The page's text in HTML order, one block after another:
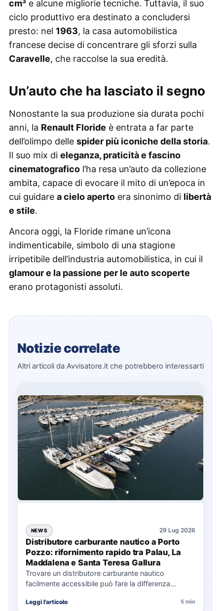
cm³e alcune migliorie tecniche. Tuttavia, il suo
ciclo produttivo era destinato a concludersi
presto: nel 1963, la casa automobilistica
francese decise di concentrare gli sforzi sulla
Caravelle, che raccolse la sua eredità.
Un’auto che ha lasciato il segno
Nonostante la sua produzione sia durata pochi
anni, la Renault Floride è entrata a far parte
dell’olimpo delle spider più iconiche della storia.
Il suo mix di eleganza, praticità e fascino
cinematograficol’ha resa un’auto da collezione
ambita, capace di evocare il mito di un’epoca in
cui guidare a cielo apertoera sinonimo di libertà
e stile.
Ancora oggi, la Floride rimane un’icona
indimenticabile, simbolo di una stagione
irripetibile dell’industria automobilistica, in cui il
glamour e la passione per le auto scoperte
erano protagonisti assoluti.
Notizie correlate
Altri articoli da Avvisatore.it che potrebbero interessarti
NEWS 29 Lug 2026
Distributore carburante nautico a Porto
Pozzo: rifornimento rapido tra Palau, La
Maddalena e Santa Teresa Gallura
Trovare un distributore carburante nautico
facilmente accessibile può fare la differenza
soprattutto…
Leggi l'articolo 5 min